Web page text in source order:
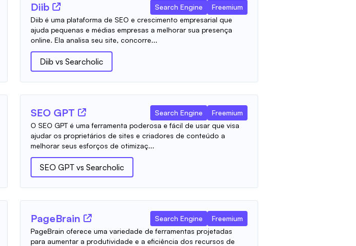
Diib Search Engine
Freemium
Diib é uma plataforma de SEO e crescimento empresarial que
ajuda pequenas e médias empresas a melhorar sua presença
online. Ela analisa seu site, concorre...
Diib vs Searcholic
SEO GPT Search Engine
Freemium
O SEO GPT é uma ferramenta poderosa e fácil de usar que visa
ajudar os proprietários de sites e criadores de conteúdo a
melhorar seus esforços de otimizaç...
SEO GPT vs Searcholic
PageBrain Search Engine
Freemium
PageBrain oferece uma variedade de ferramentas projetadas
para aumentar a produtividade e a eficiência dos recursos de